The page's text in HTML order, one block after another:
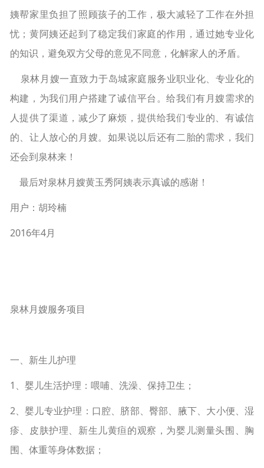
姨帮家里负担了照顾孩子的工作，极大减轻了工作在外担
忧；黄阿姨还起到了稳定我们家庭的作用，通过她专业化
的知识，避免双方父母的意见不同意，化解家人的矛盾。
泉林月嫂一直致力于岛城家庭服务业职业化、专业化的
构建，为我们用户搭建了诚信平台。给我们有月嫂需求的
人提供了渠道，减少了麻烦，提供给我们专业的、有诚信
的、让人放心的月嫂。如果说以后还有二胎的需求，我们
还会到泉林来！
最后对泉林月嫂黄玉秀阿姨表示真诚的感谢！
用户：胡玲楠
2016年4月
泉林月嫂服务项目
一、新生儿护理
1、婴儿生活护理：喂哺、洗澡、保持卫生；
2、婴儿专业护理：口腔、脐部、臀部、腋下、大小便、湿
疹、皮肤护理、新生儿黄疸的观察，为婴儿测量头围、胸
围、体重等身体数据；